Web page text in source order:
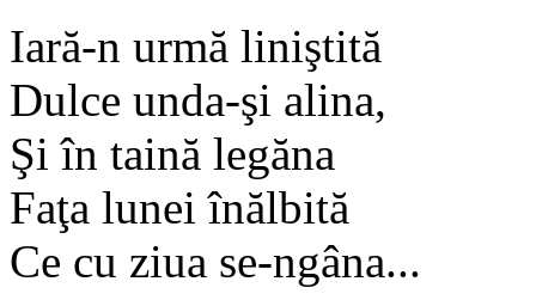
Iară-n urmă liniştită
Dulce unda-şi alina,
Şi în taină legăna
Faţa lunei înălbită
Ce cu ziua se-ngâna...